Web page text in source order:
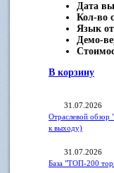
Дата
Кол-во
Язык
Демо-
В корзину
31.07.2026
Отраслевой обзор
к выходу)
31.07.2026
База "ТОП-200